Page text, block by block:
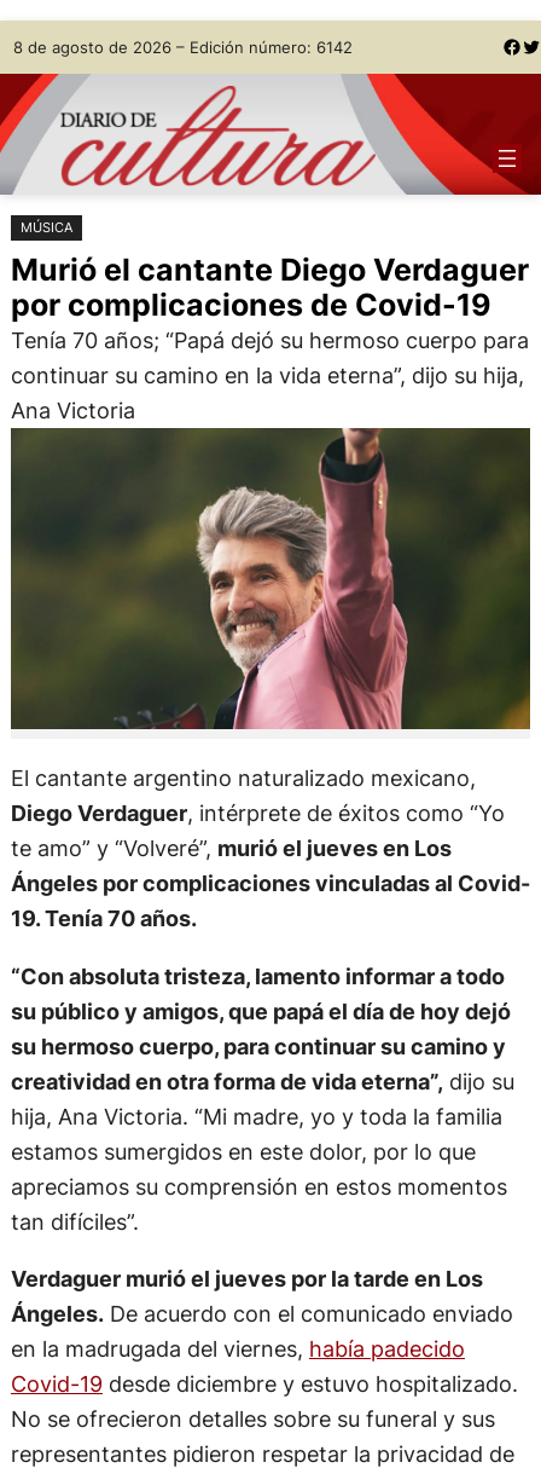
Saltar
al
contenido
Skip
to
content
8 de agosto de 2026 – Edición número: 6142 Facebook Twitter
MÚSICA
Murió el cantante Diego Verdaguer
por complicaciones de Covid-19
Tenía 70 años; “Papá dejó su hermoso cuerpo para
continuar su camino en la vida eterna”, dijo su hija,
Ana Victoria
El cantante argentino naturalizado mexicano,
Diego Verdaguer, intérprete de éxitos como “Yo
te amo” y “Volveré”, murió el jueves en Los
Ángeles por complicaciones vinculadas al Covid-
19. Tenía 70 años.
“Con absoluta tristeza, lamento informar a todo
su público y amigos, que papá el día de hoy dejó
su hermoso cuerpo, para continuar su camino y
creatividad en otra forma de vida eterna”, dijo su
hija, Ana Victoria. “Mi madre, yo y toda la familia
estamos sumergidos en este dolor, por lo que
apreciamos su comprensión en estos momentos
tan difíciles”.
Verdaguer murió el jueves por la tarde en Los
Ángeles.De acuerdo con el comunicado enviado
en la madrugada del viernes, había padecido
Covid-19 desde diciembre y estuvo hospitalizado.
No se ofrecieron detalles sobre su funeral y sus
representantes pidieron respetar la privacidad de